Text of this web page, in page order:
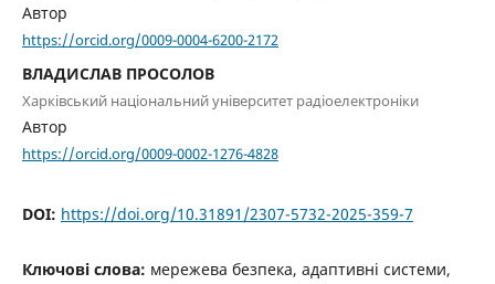
Автор
https://orcid.org/0009-0004-6200-2172
ВЛАДИСЛАВ ПРОСОЛОВ
Харківський національний університет радіоелектроніки
Автор
https://orcid.org/0009-0002-1276-4828
DOI: https://doi.org/10.31891/2307-5732-2025-359-7
Ключові слова: мережева безпека, адаптивні системи,